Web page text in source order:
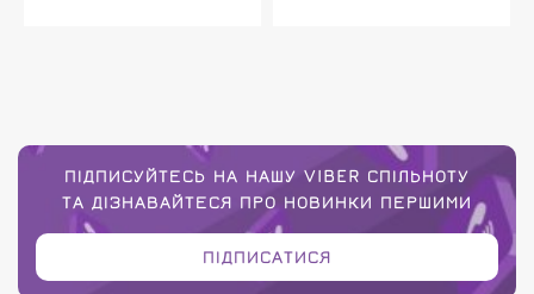
ПІДПИСУЙТЕСЬ НА НАШУ VIBER СПІЛЬНОТУ
ТА ДІЗНАВАЙТЕСЯ ПРО НОВИНКИ ПЕРШИМИ
ПІДПИСАТИСЯ